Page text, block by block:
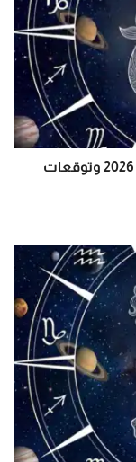
برج الجدي .. حظك يوم الجمعة 7 أغسطس 2026 وتوقعات